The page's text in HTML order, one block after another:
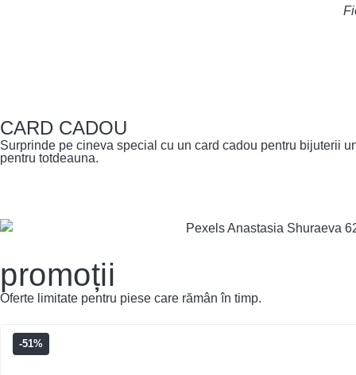
CARD CADOU
Surprinde pe cineva special cu un card cadou pentru bijuterii
pentru totdeauna.
promoții
Oferte limitate pentru piese care rămân în timp.
-51%